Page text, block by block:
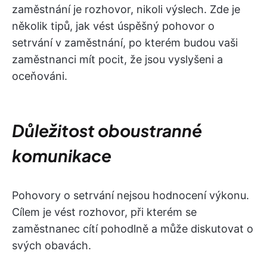
zaměstnání je rozhovor, nikoli výslech. Zde je
několik tipů, jak vést úspěšný pohovor o
setrvání v zaměstnání, po kterém budou vaši
zaměstnanci mít pocit, že jsou vyslyšeni a
oceňováni.
Důležitost oboustranné
komunikace
Pohovory o setrvání nejsou hodnocení výkonu.
Cílem je vést rozhovor, při kterém se
zaměstnanec cítí pohodlně a může diskutovat o
svých obavách.